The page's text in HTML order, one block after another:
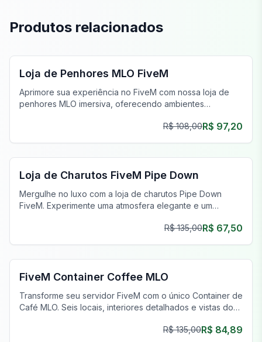
Produtos relacionados
Loja de Penhores MLO FiveM
Aprimore sua experiência no FiveM com nossa loja de
penhores MLO imersiva, oferecendo ambientes
R$ 108,00R$ 97,20
FiveM Negócios MLO
Loja de Charutos FiveM Pipe Down
Mergulhe no luxo com a loja de charutos Pipe Down
FiveM. Experimente uma atmosfera elegante e um
R$ 135,00R$ 67,50
FiveM Negócios MLO
FiveM Container Coffee MLO
Transforme seu servidor FiveM com o único Container de
Café MLO. Seis locais, interiores detalhados e vistas do
R$ 135,00R$ 84,89